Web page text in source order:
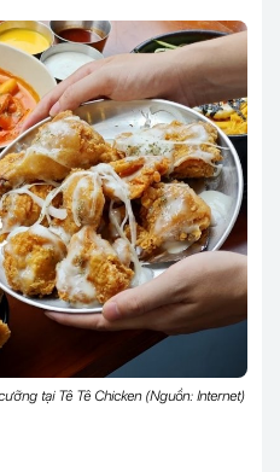
tại Tê Tê Chicken (Nguồn: Internet)